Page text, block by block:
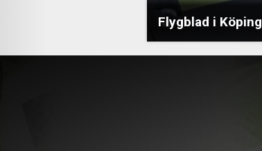
Flygblad i Köping